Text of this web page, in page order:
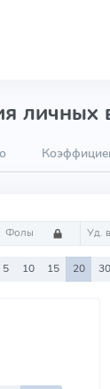
личных
Фолы Уд.
5 10 15 20 30